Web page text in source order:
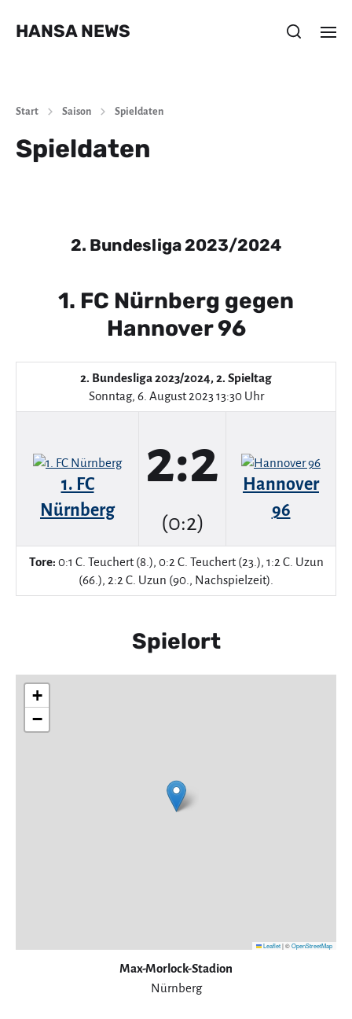
HANSA NEWS
Start Saison Spieldaten
Spieldaten
2. Bundesliga 2023/2024
1. FC Nürnberg gegen
Hannover 96
2. Bundesliga 2023/2024, 2. Spieltag
Sonntag, 6. August 2023 13:30 Uhr
1. FC
Nürnberg
2:2
(0:2)
Hannover
96
Tore: 0:1 C. Teuchert (8.), 0:2 C. Teuchert (23.), 1:2 C. Uzun
(66.), 2:2 C. Uzun (90., Nachspielzeit).
Spielort
+
−
Leaflet|©OpenStreetMap
Max-Morlock-Stadion
Nürnberg